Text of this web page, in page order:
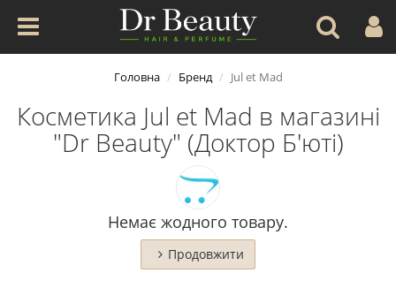
Головна Бренд Jul et Mad
Косметика Jul et Mad в магазині
"Dr Beauty" (Доктор Б'юті)
Немає жодного товару.
Продовжити